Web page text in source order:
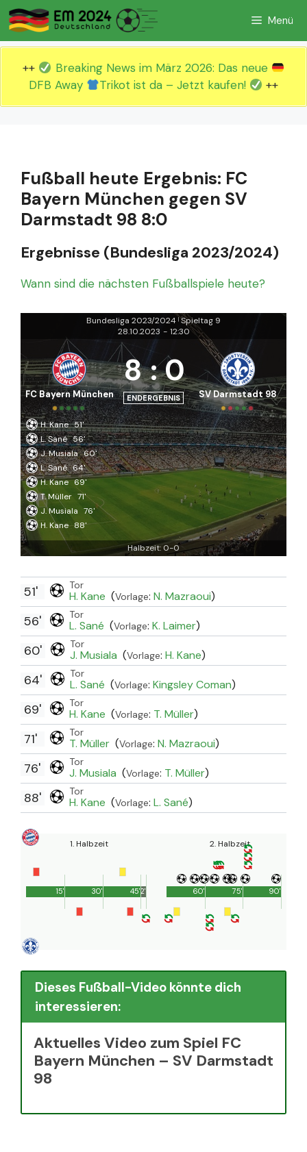
Zum
Inhalt
springen
Menü
++
Breaking News im März 2026: Das neue
DFB Away
Trikot ist da – Jetzt kaufen! ++
Fußball heute Ergebnis: FC
Bayern München gegen SV
Darmstadt 98 8:0
Ergebnisse (Bundesliga 2023/2024)
Wann sind die nächsten Fußballspiele heute?
Bundesliga 2023/2024 | Spieltag 9
28.10.2023 - 12:30
FC Bayern München
8 :0
ENDERGEBNIS SV Darmstadt 98
H. Kane 51'
L. Sané 56'
J. Musiala 60'
L. Sané 64'
H. Kane 69'
T. Müller 71'
J. Musiala 76'
H. Kane 88'
Halbzeit: 0-0
Tor
H. Kane (Vorlage: N. Mazraoui)
51'
Tor
L. Sané (Vorlage: K. Laimer)
56'
Tor
J. Musiala (Vorlage: H. Kane)
60'
Tor
L. Sané (Vorlage: Kingsley Coman)
64'
Tor
H. Kane (Vorlage: T. Müller)
69'
Tor
T. Müller (Vorlage: N. Mazraoui)
71'
Tor
J. Musiala (Vorlage: T. Müller)
76'
Tor
H. Kane (Vorlage: L. Sané)
88'
1. Halbzeit
45'
15' 30' 2'
2. Halbzeit
90'
60' 75'
Dieses Fußball-Video könnte dich
interessieren:
Aktuelles Video zum Spiel FC
Bayern München – SV Darmstadt
98